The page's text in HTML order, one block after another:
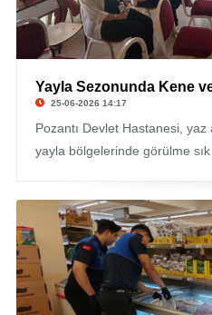
Yayla Sezonunda Kene
25-06-2026 14:17
Pozantı Devlet Hastanesi, yaz
yayla bölgelerinde görülme sık